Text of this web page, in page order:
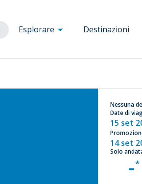
Esplorare
Budapest
Baviera
Nizza
Parigi
Porto
Praga
Rennes
Destinazioni
Nessuna
Date di
15 set
14 set
Solo
-